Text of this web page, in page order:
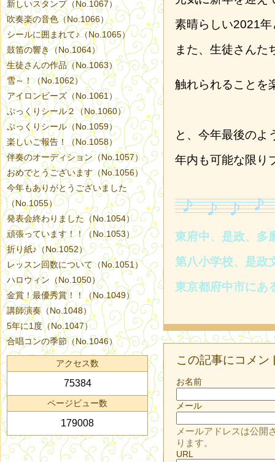
素晴らしい2021
また、生徒さんた
触れられることを
と、今年最後のよ
年内も可能な限り
東府中、是政、多
第八小学校、是政
東京都府中市にあ
この記事にコメン
お名前
メール
メールアドレスは公開
ります。
URL
新しいスタンプ（No.1067）
吹奏楽の音色（No.1066）
シールに囲まれて♪（No.1065）
鼓笛の響き（No.1064）
生徒さんの作品（No.1063）
雪～！（No.1062）
アイロンビーズ（No.1061）
ぷっくりシール２（No.1060）
ぷっくりシール（No.1059）
楽しいご報告！（No.1058）
伴奏のオーディション（No.1057）
おめでとうございます（No.1056）
今年もありがとうございました
（No.1055）
発表会終わりました（No.1054）
頑張っています！！（No.1053）
折り紙♪（No.1052）
レッスン回数について（No.1051）
ハロウィン（No.1050）
金賞！最優秀賞！！（No.1049）
講師演奏（No.1048）
5年に1度（No.1047）
合唱コンの季節（No.1046）
アクセス数
75384
ページビュー数
179008